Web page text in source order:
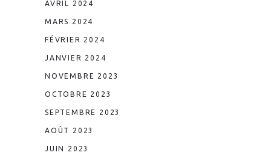
AVRIL 2024
MARS 2024
FÉVRIER 2024
JANVIER 2024
NOVEMBRE 2023
OCTOBRE 2023
SEPTEMBRE 2023
AOÛT 2023
JUIN 2023